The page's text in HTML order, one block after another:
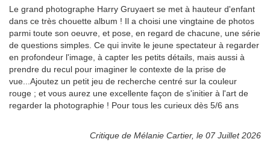
Le grand photographe Harry Gruyaert se met à hauteur d'enfant
dans ce très chouette album ! Il a choisi une vingtaine de photos
parmi toute son oeuvre, et pose, en regard de chacune, une série
de questions simples. Ce qui invite le jeune spectateur à regarder
en profondeur l'image, à capter les petits détails, mais aussi à
prendre du recul pour imaginer le contexte de la prise de
vue...Ajoutez un petit jeu de recherche centré sur la couleur
rouge ; et vous aurez une excellente façon de s'initier à l'art de
regarder la photographie ! Pour tous les curieux dès 5/6 ans
Critique de Mélanie Cartier, le 07 Juillet 2026